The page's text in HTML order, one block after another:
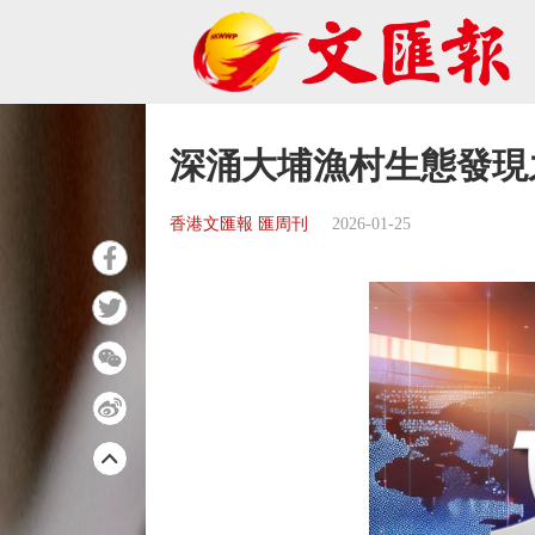
深涌大埔漁村生態發
香港文匯報 匯周刊 2026-01-25